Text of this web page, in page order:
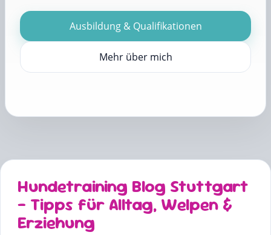
Ausbildung & Qualifikationen
Mehr über mich
Hundetraining Blog Stuttgart
– Tipps für Alltag, Welpen &
Erziehung